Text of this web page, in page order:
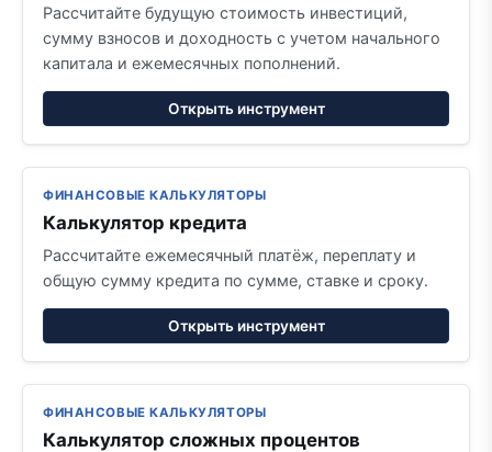
Рассчитайте будущую стоимость инвестиций,
сумму взносов и доходность с учетом начального
капитала и ежемесячных пополнений.
Открыть инструмент
ФИНАНСОВЫЕ КАЛЬКУЛЯТОРЫ
Калькулятор кредита
Рассчитайте ежемесячный платёж, переплату и
общую сумму кредита по сумме, ставке и сроку.
Открыть инструмент
ФИНАНСОВЫЕ КАЛЬКУЛЯТОРЫ
Калькулятор сложных процентов